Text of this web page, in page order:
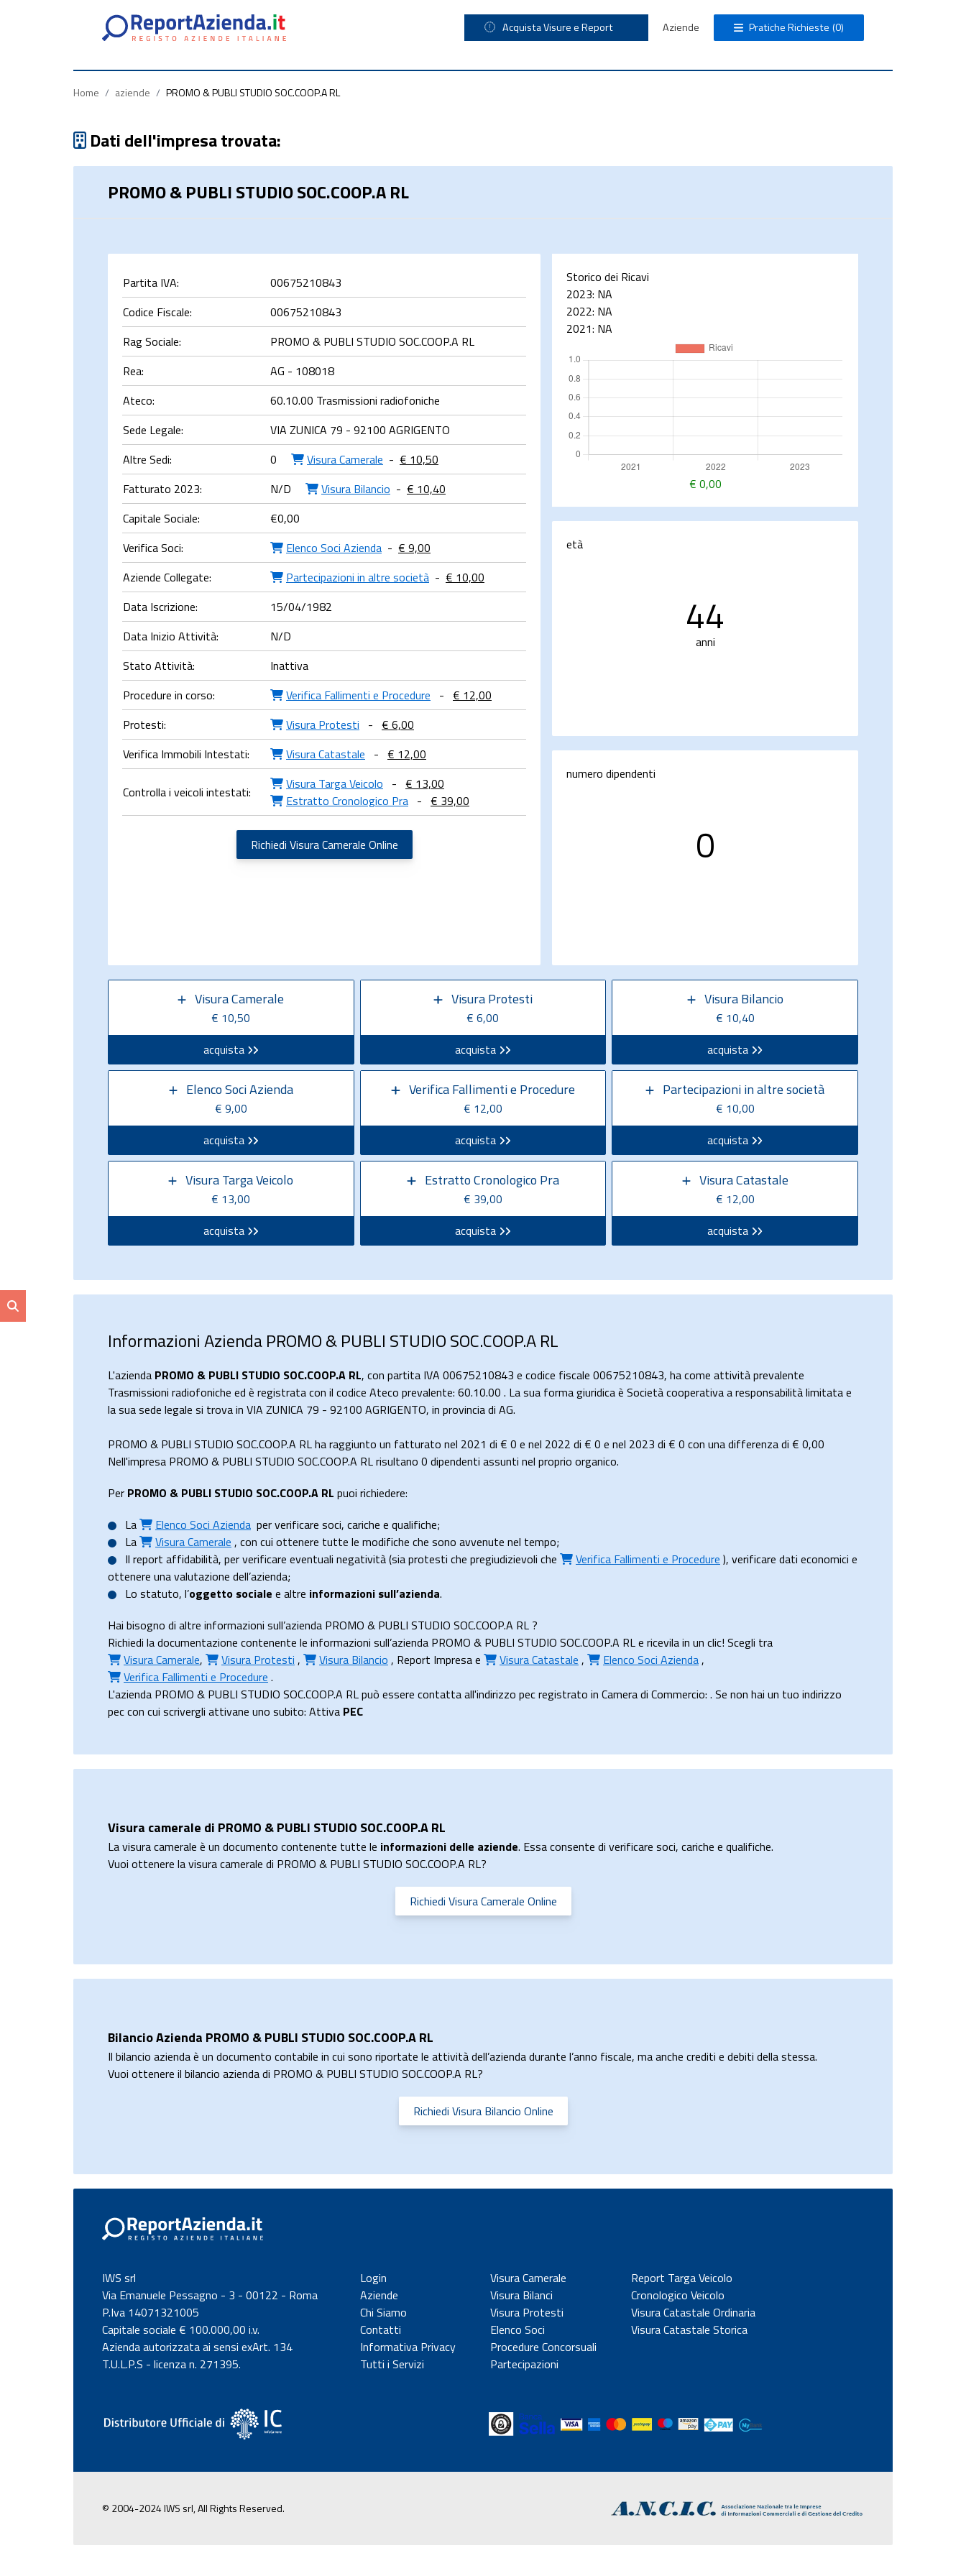
Acquista Visure e Report Aziende Pratiche Richieste (0)
Home / aziende / PROMO & PUBLI STUDIO SOC.COOP.A RL
Dati dell'impresa trovata:
PROMO & PUBLI STUDIO SOC.COOP.A RL
Partita IVA:
00675210843
Codice Fiscale:
00675210843
Rag Sociale:
PROMO & PUBLI STUDIO SOC.COOP.A RL
Rea:
AG - 108018
Ateco:
60.10.00 Trasmissioni radiofoniche
Sede Legale:
VIA ZUNICA 79 - 92100 AGRIGENTO
Altre Sedi:
0 Visura Camerale - € 10,50
Fatturato 2023:
N/D Visura Bilancio - € 10,40
Capitale Sociale:
€0,00
Verifica Soci:
Elenco Soci Azienda - € 9,00
Aziende Collegate:
Partecipazioni in altre società - € 10,00
Data Iscrizione:
15/04/1982
Data Inizio Attività:
N/D
Stato Attività:
Inattiva
Procedure in corso:
Verifica Fallimenti e Procedure - € 12,00
Protesti:
Visura Protesti - € 6,00
Verifica Immobili Intestati:
Visura Catastale - € 12,00
Controlla i veicoli intestati: Visura Targa Veicolo - € 13,00
Estratto Cronologico Pra - € 39,00
Richiedi Visura Camerale Online
Storico dei Ricavi
2023: NA
2022: NA
2021: NA
€ 0,00
età
44
anni
numero dipendenti
0
Visura Camerale
€ 10,50
acquista
Visura Protesti
€ 6,00
acquista
Visura Bilancio
€ 10,40
acquista
Elenco Soci Azienda
€ 9,00
acquista
Verifica Fallimenti e Procedure
€ 12,00
acquista
Partecipazioni in altre società
€ 10,00
acquista
Visura Targa Veicolo
€ 13,00
acquista
Estratto Cronologico Pra
€ 39,00
acquista
Visura Catastale
€ 12,00
acquista
Informazioni Azienda PROMO & PUBLI STUDIO SOC.COOP.A RL
L'azienda PROMO & PUBLI STUDIO SOC.COOP.A RL, con partita IVA 00675210843 e codice fiscale 00675210843, ha come attività prevalente
Trasmissioni radiofoniche ed è registrata con il codice Ateco prevalente: 60.10.00 . La sua forma giuridica è Società cooperativa a responsabilità limitata e
la sua sede legale si trova in VIA ZUNICA 79 - 92100 AGRIGENTO, in provincia di AG.
PROMO & PUBLI STUDIO SOC.COOP.A RL ha raggiunto un fatturato nel 2021 di € 0 e nel 2022 di € 0 e nel 2023 di € 0 con una differenza di € 0,00
Nell'impresa PROMO & PUBLI STUDIO SOC.COOP.A RL risultano 0 dipendenti assunti nel proprio organico.
Per PROMO & PUBLI STUDIO SOC.COOP.A RL puoi richiedere:
La
Elenco Soci Azienda per verificare soci, cariche e qualifiche;
La
Visura Camerale , con cui ottenere tutte le modifiche che sono avvenute nel tempo;
Il report affidabilità, per verificare eventuali negatività (sia protesti che pregiudizievoli che Verifica Fallimenti e Procedure ), verificare dati economici e
ottenere una valutazione dell’azienda;
Lo statuto, l’oggetto sociale e altre informazioni sull’azienda.
Hai bisogno di altre informazioni sull’azienda PROMO & PUBLI STUDIO SOC.COOP.A RL ?
Richiedi la documentazione contenente le informazioni sull’azienda PROMO & PUBLI STUDIO SOC.COOP.A RL e ricevila in un clic! Scegli tra
Visura Camerale, Visura Protesti , Visura Bilancio , Report Impresae Visura Catastale , Elenco Soci Azienda,
Verifica Fallimenti e Procedure .
L'azienda PROMO & PUBLI STUDIO SOC.COOP.A RL può essere contatta all'indirizzo pec registrato in Camera di Commercio: . Se non hai un tuo indirizzo
pec con cui scrivergli attivane uno subito: Attiva PEC
Visura camerale di PROMO & PUBLI STUDIO SOC.COOP.A RL
La visura camerale è un documento contenente tutte le informazioni delle aziende. Essa consente di verificare soci, cariche e qualifiche.
Vuoi ottenere la visura camerale di PROMO & PUBLI STUDIO SOC.COOP.A RL?
Richiedi Visura Camerale Online
Bilancio Azienda PROMO & PUBLI STUDIO SOC.COOP.A RL
Il bilancio azienda è un documento contabile in cui sono riportate le attività dell’azienda durante l’anno fiscale, ma anche crediti e debiti della stessa.
Vuoi ottenere il bilancio azienda di PROMO & PUBLI STUDIO SOC.COOP.A RL?
Richiedi Visura Bilancio Online
IWS srl
Via Emanuele Pessagno - 3 - 00122 - Roma
P.Iva 14071321005
Capitale sociale € 100.000,00 i.v.
Azienda autorizzata ai sensi exArt. 134
T.U.L.P.S - licenza n. 271395.
Login
Aziende
Chi Siamo
Contatti
Informativa Privacy
Tutti i Servizi
Visura Camerale
Visura Bilanci
Visura Protesti
Elenco Soci
Procedure Concorsuali
Partecipazioni
Report Targa Veicolo
Cronologico Veicolo
Visura Catastale Ordinaria
Visura Catastale Storica
© 2004-2024 IWS srl, All Rights Reserved.